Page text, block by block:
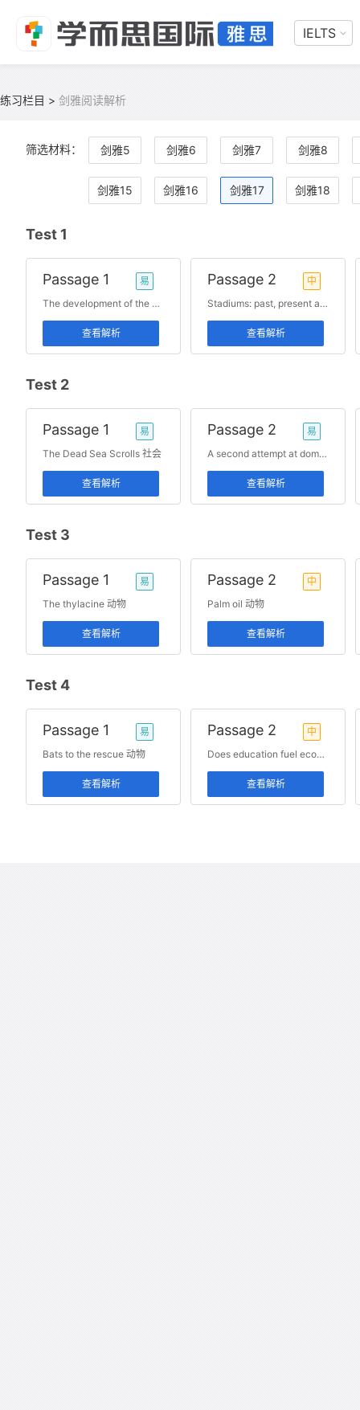
IELTS
练习栏目 > 剑雅阅读解析
筛选材料： 剑雅5 剑雅6 剑雅7 剑雅8
剑雅15 剑雅16 剑雅17 剑雅18
Test 1
Passage 1
易
The development of the London underground railway 发展史
查看解析
Passage 2
中
Stadiums: past, present and future 发展史
查看解析
Test 2
Passage 1
易
The Dead Sea Scrolls 社会
查看解析
Passage 2
易
A second attempt at domesticating the tomato 动物
查看解析
Test 3
Passage 1
易
The thylacine 动物
查看解析
Passage 2
中
Palm oil 动物
查看解析
Test 4
Passage 1
易
Bats to the rescue 动物
查看解析
Passage 2
中
Does education fuel economic growth 语言
查看解析